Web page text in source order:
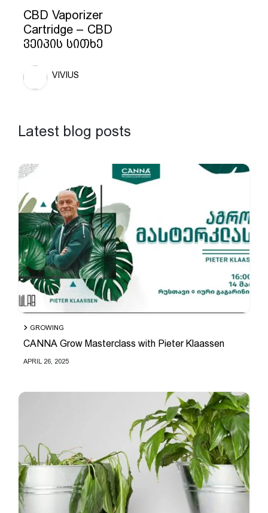
CBD Vaporizer
Cartridge – CBD
ვეიპის სითხე
VIVIUS
Latest blog posts
GROWING
CANNA Grow Masterclass with Pieter Klaassen
APRIL 26, 2025